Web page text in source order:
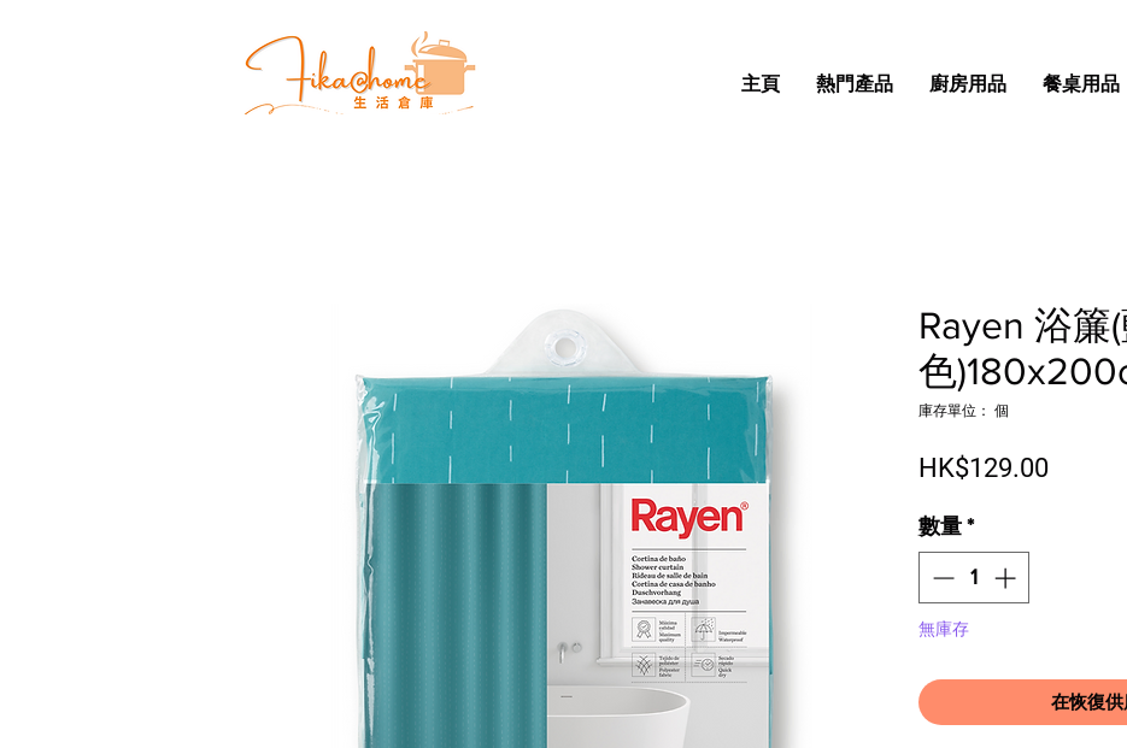
主頁 熱門產品 廚房用品 餐桌用品
Rayen 浴簾
色
庫存單位： 個
HK$129.00價格
數量 *
無庫存
在恢復